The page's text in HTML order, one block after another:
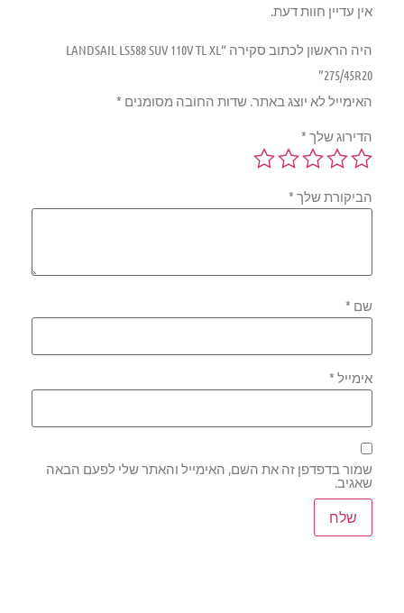
אין עדיין חוות דעת.
היה הראשון לכתוב סקירה “LANDSAIL LS588 SUV 110V TL XL
275/45R20”
האימייל לא יוצג באתר.שדות החובה מסומנים*
הדירוג שלך*
הביקורת שלך*
שם*
אימייל*
שמור בדפדפן זה את השם, האימייל והאתר שלי לפעם הבאה
שאגיב.